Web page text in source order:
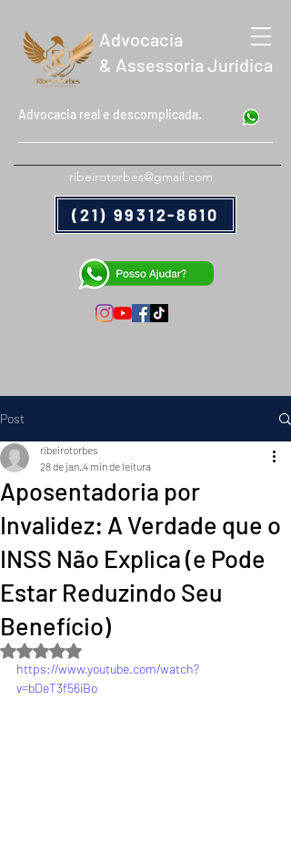
Advocacia
& Assessoria Jurídica
Advocacia real e descomplicada.
ribeirotorbes@gmail.com
(21) 99312-8610
Post
Aposentadoria por
Invalidez: A Verdade que o
INSS Não Explica (e Pode
Estar Reduzindo Seu
Benefício)
ribeirotorbes
28 de jan. 4 min de leitura
Avaliado com NaN de 5 estrelas.
https://www.youtube.com/watch?
v=bDeT3f56iBo